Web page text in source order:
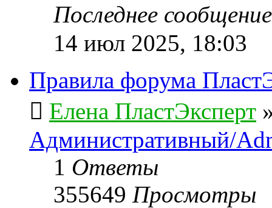
Последнее
14 июл 2025, 18:03
Правила форума
Елена ПластЭксперт
Административный/
1 Ответы
355649 Просмотры